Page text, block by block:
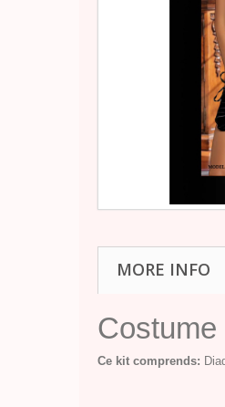
MORE INFO
Ce kit comprends: